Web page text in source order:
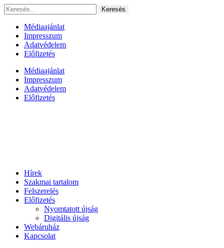
Ugrás
a
tartalomhoz
Keresés:
Médiaajánlat
Impresszum
Adatvédelem
Előfizetés
Médiaajánlat
Impresszum
Adatvédelem
Előfizetés
Hírek
Szakmai tartalom
Felszerelés
Előfizetés
Nyomtatott újság
Digitális újság
Webáruház
Kapcsolat